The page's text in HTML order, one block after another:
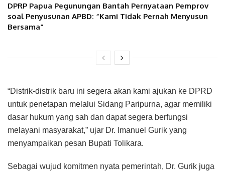
DPRP Papua Pegunungan Bantah Pernyataan Pemprov
soal Penyusunan APBD: “Kami Tidak Pernah Menyusun
Bersama”
“Distrik-distrik baru ini segera akan kami ajukan ke DPRD
untuk penetapan melalui Sidang Paripurna, agar memiliki
dasar hukum yang sah dan dapat segera berfungsi
melayani masyarakat,” ujar Dr. Imanuel Gurik yang
menyampaikan pesan Bupati Tolikara.
Sebagai wujud komitmen nyata pemerintah, Dr. Gurik juga